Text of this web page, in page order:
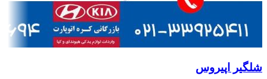
شلگیر اپیروس